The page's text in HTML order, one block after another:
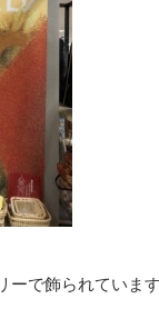
ーで飾られていま